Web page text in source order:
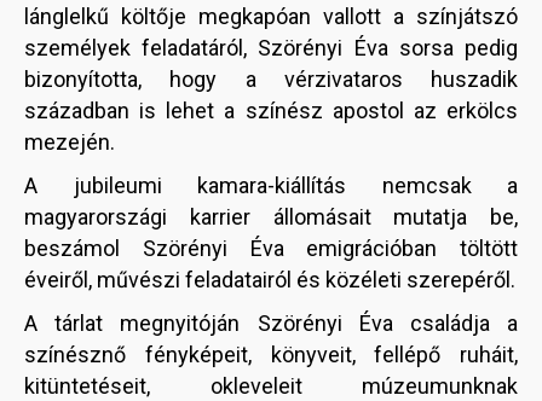
lánglelkű költője megkapóan vallott a színjátszó
személyek feladatáról, Szörényi Éva sorsa pedig
bizonyította, hogy a vérzivataros huszadik
században is lehet a színész apostol az erkölcs
mezején.
A jubileumi kamara-kiállítás nemcsak a
magyarországi karrier állomásait mutatja be,
beszámol Szörényi Éva emigrációban töltött
éveiről, művészi feladatairól és közéleti szerepéről.
A tárlat megnyitóján Szörényi Éva családja a
színésznő fényképeit, könyveit, fellépő ruháit,
kitüntetéseit, okleveleit múzeumunknak